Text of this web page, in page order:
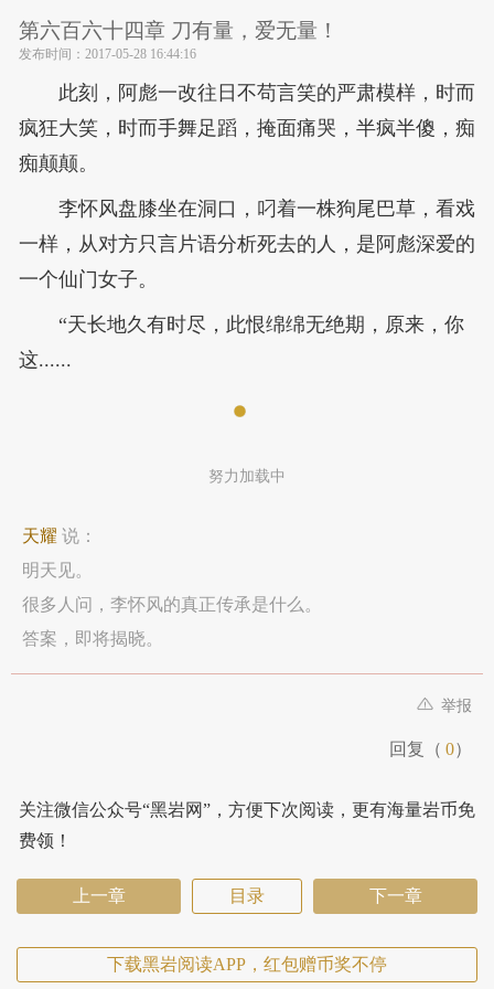
第六百六十四章 刀有量，爱无量！
发布时间： 2017-05-28 16:44:16
此刻，阿彪一改往日不苟言笑的严肃模样，时而
疯狂大笑，时而手舞足蹈，掩面痛哭，半疯半傻，痴
痴颠颠。
李怀风盘膝坐在洞口，叼着一株狗尾巴草，看戏
一样，从对方只言片语分析死去的人，是阿彪深爱的
一个仙门女子。
“天长地久有时尽，此恨绵绵无绝期，原来，你
这......
努力加载中
天耀 说：
明天见。
很多人问，李怀风的真正传承是什么。
答案，即将揭晓。
举报
回复（ 0）
关注微信公众号“黑岩网”，方便下次阅读，更有海量岩币免
费领！
上一章 目录 下一章
下载黑岩阅读APP，红包赠币奖不停